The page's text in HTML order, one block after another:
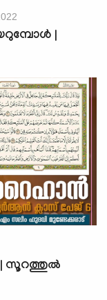
|
സൂറത്തുല്‍